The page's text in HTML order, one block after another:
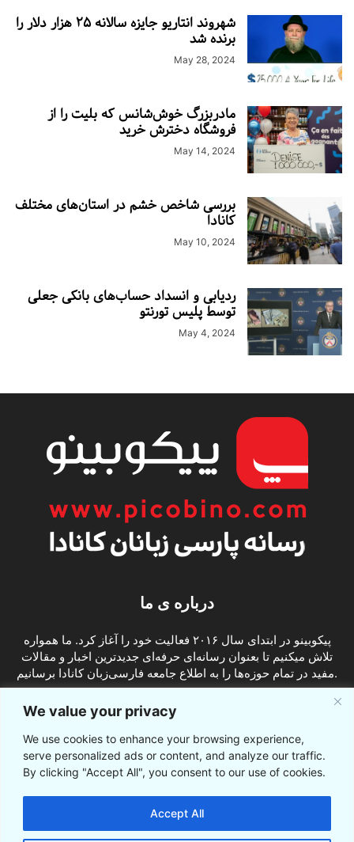
We value your privacy
We use cookies to enhance your browsing experience,
serve personalized ads or content, and analyze our traffic.
By clicking "Accept All", you consent to our use of cookies.
Accept All
شهروند انتاریو جایزه سالانه ۲۵ هزار دلار را
برنده شد
May 28, 2024
مادربزرگ خوش‌شانس که بلیت را از
فروشگاه دخترش خرید
May 14, 2024
بررسی شاخص خشم در استان‌های مختلف
کانادا
May 10, 2024
ردیابی و انسداد حساب‌های بانکی جعلی
توسط پلیس تورنتو
May 4, 2024
درباره ی ما
پیکوبینو در ابتدای سال ۲۰۱۶ فعالیت خود را آغاز کرد. ما همواره
تلاش میکنیم تا بعنوان رسانه‌ای حرفه‌ای جدیدترین اخبار و مقالات
مفید در تمام حوزه‌ها را به اطلاع جامعه فارسی‌زبان کانادا برسانیم.
ما را دنبال کنید